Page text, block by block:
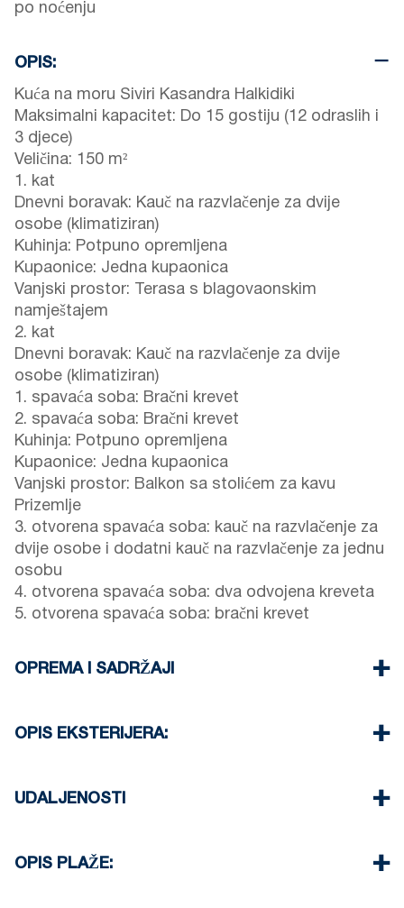
po noćenju
OPIS:
Kuća na moru Siviri Kasandra Halkidiki
Maksimalni kapacitet: Do 15 gostiju (12 odraslih i
3 djece)
Veličina: 150 m²
1. kat
Dnevni boravak: Kauč na razvlačenje za dvije
osobe (klimatiziran)
Kuhinja: Potpuno opremljena
Kupaonice: Jedna kupaonica
Vanjski prostor: Terasa s blagovaonskim
namještajem
2. kat
Dnevni boravak: Kauč na razvlačenje za dvije
osobe (klimatiziran)
1. spavaća soba: Bračni krevet
2. spavaća soba: Bračni krevet
Kuhinja: Potpuno opremljena
Kupaonice: Jedna kupaonica
Vanjski prostor: Balkon sa stolićem za kavu
Prizemlje
3. otvorena spavaća soba: kauč na razvlačenje za
dvije osobe i dodatni kauč na razvlačenje za jednu
osobu
4. otvorena spavaća soba: dva odvojena kreveta
5. otvorena spavaća soba: bračni krevet
OPREMA I SADRŽAJI
Dva klima uređaja
Perilica posuđa
OPIS EKSTERIJERA:
Parkiranje: Parkiranje na ulici dostupno je oko
100 metara od objekta.
UDALJENOSTI
Centar naselja 0 m
OPIS PLAŽE: